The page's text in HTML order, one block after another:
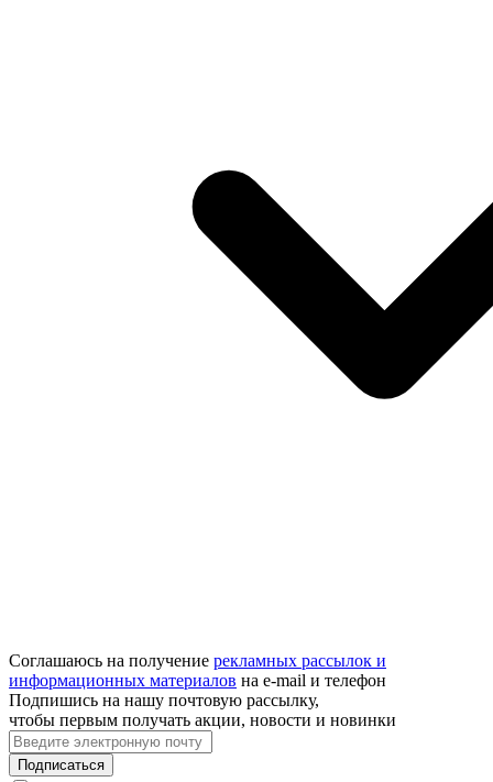
Соглашаюсь на получение рекламных рассылок и
информационных материалов на e‑mail и телефон
Подпишись на нашу почтовую рассылку,
чтобы первым получать акции, новости и новинки
Подписаться